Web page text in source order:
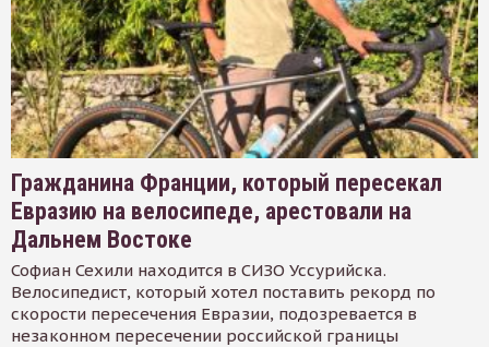
Гражданина Франции, который пересекал
Евразию на велосипеде, арестовали на
Дальнем Востоке
Софиан Сехили находится в СИЗО Уссурийска.
Велосипедист, который хотел поставить рекорд по
скорости пересечения Евразии, подозревается в
незаконном пересечении российской границы